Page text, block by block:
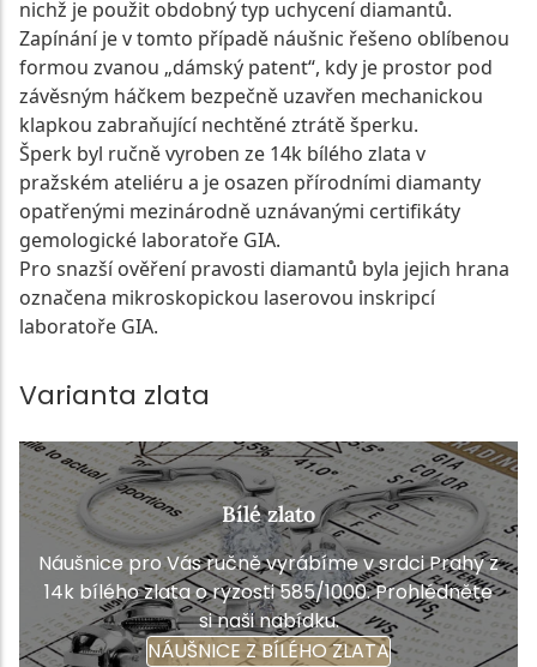
nichž je použit obdobný typ uchycení diamantů.
Zapínání je v tomto případě náušnic řešeno oblíbenou
formou zvanou „dámský patent“, kdy je prostor pod
závěsným háčkem bezpečně uzavřen mechanickou
klapkou zabraňující nechtěné ztrátě šperku.
Šperk byl ručně vyroben ze 14k bílého zlata v
pražském ateliéru a je osazen přírodními diamanty
opatřenými mezinárodně uznávanými certifikáty
gemologické laboratoře GIA.
Pro snazší ověření pravosti diamantů byla jejich hrana
označena mikroskopickou laserovou inskripcí
laboratoře GIA.
Varianta zlata
Bílé zlato
Náušnice pro Vás ručně vyrábíme v srdci Prahy z
14k bílého zlata o ryzosti 585/1000. Prohlédněte
si naši nabídku.
NÁUŠNICE Z BÍLÉHO ZLATA